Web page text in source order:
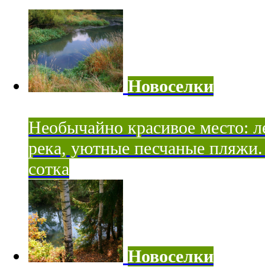
Новоселки
Необычайно красивое место:
река, уютные песчаные
сотка
Новоселки